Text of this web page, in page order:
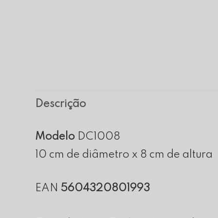
Descrição
Modelo DC1008
10 cm de diâmetro x 8 cm de altura
EAN 5604320801993